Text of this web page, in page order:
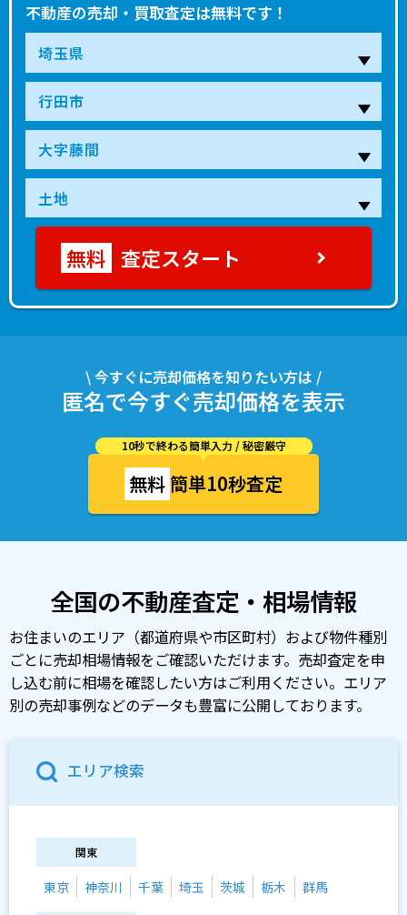
不動産の売却・買取査定は無料です！
査定スタート
\ 今すぐに売却価格を知りたい方は /
匿名で今すぐ売却価格を表示
10秒で終わる簡単入力 / 秘密厳守
無料簡単10秒査定
全国の不動産査定・相場情報
お住まいのエリア（都道府県や市区町村）および物件種別
ごとに売却相場情報をご確認いただけます。売却査定を申
し込む前に相場を確認したい方はご利用ください。エリア
別の売却事例などのデータも豊富に公開しております。
エリア検索
関東
東京 神奈川 千葉 埼玉 茨城 栃木 群馬